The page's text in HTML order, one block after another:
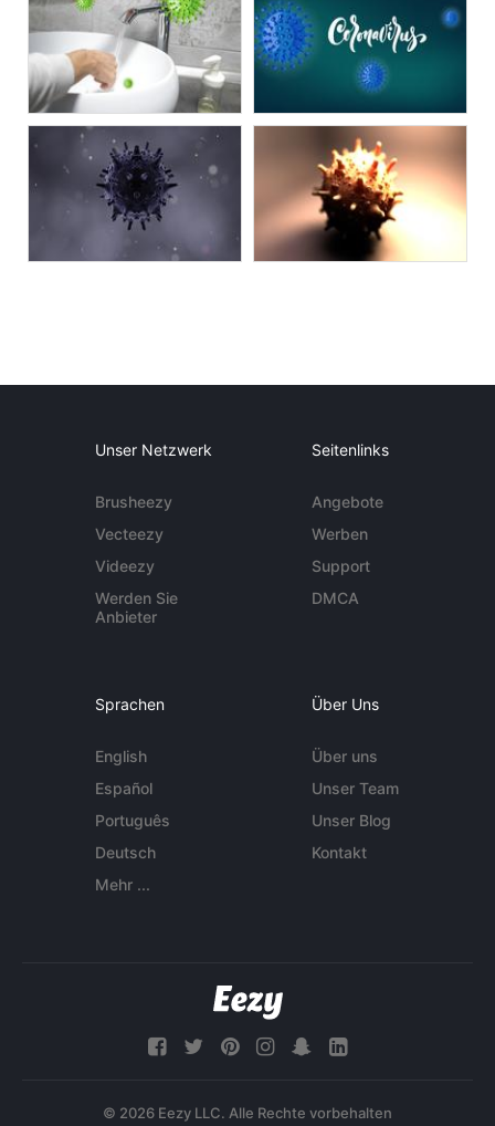
Unser Netzwerk
Brusheezy
Vecteezy
Videezy
Werden Sie
Anbieter
Seitenlinks
Angebote
Werben
Support
DMCA
Sprachen
English
Español
Português
Deutsch
Mehr ...
Über Uns
Über uns
Unser Team
Unser Blog
Kontakt
© 2026 Eezy LLC. Alle Rechte vorbehalten